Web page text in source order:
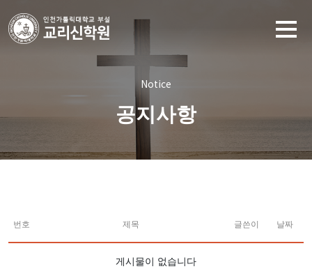
Notice
공지사항
번호 제목 글쓴이 날짜
게시물이 없습니다